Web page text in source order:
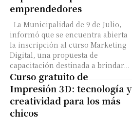
Suscribirme gratis
Dirección de correo electrónico*
Apellidos
emprendedores
La Municipalidad de 9 de Julio,
informó que se encuentra abierta
la inscripción al curso Marketing
Digital, una propuesta de
capacitación destinada a brindar...
Curso gratuito de
Impresión 3D: tecnología y
creatividad para los más
chicos